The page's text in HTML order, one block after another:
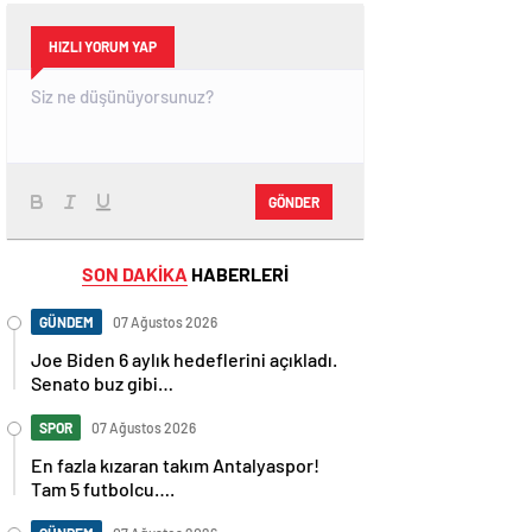
HIZLI YORUM YAP
GÖNDER
SON DAKİKA HABERLERİ
GÜNDEM 07 Ağustos 2026
Joe Biden 6 aylık hedeflerini açıkladı.
Senato buz gibi…
SPOR 07 Ağustos 2026
En fazla kızaran takım Antalyaspor!
Tam 5 futbolcu….